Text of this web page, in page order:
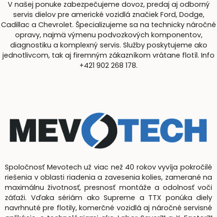
V našej ponuke zabezpečujeme dovoz, predaj aj odborný
servis dielov pre americké vozidlá značiek Ford, Dodge,
Cadillac a Chevrolet. Špecializujeme sa na technicky náročné
opravy, najmä výmenu podvozkových komponentov,
diagnostiku a komplexný servis. Služby poskytujeme ako
jednotlivcom, tak aj firemným zákazníkom vrátane flotíl. Info
+421 902 268 178.
Spoločnosť Mevotech už viac než 40 rokov vyvíja pokročilé
riešenia v oblasti riadenia a zavesenia kolies, zamerané na
maximálnu životnosť, presnosť montáže a odolnosť voči
záťaži. Vďaka sériám ako Supreme a TTX ponúka diely
navrhnuté pre flotily, komerčné vozidlá aj náročné servisné